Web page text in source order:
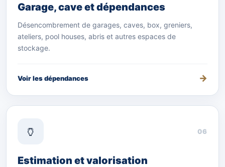
Garage, cave et dépendances
Désencombrement de garages, caves, box, greniers,
ateliers, pool houses, abris et autres espaces de
stockage.
Voir les dépendances
🏺 06
Estimation et valorisation